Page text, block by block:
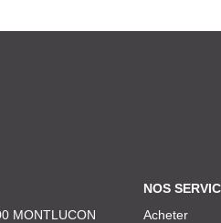
MONTLUCON
NOS
Acheter